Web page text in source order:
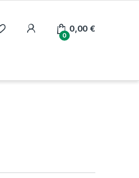
My Account
0
0,00€